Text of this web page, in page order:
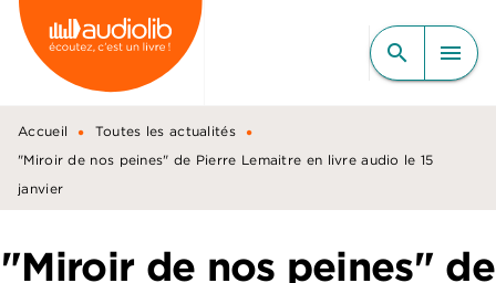
MENU RECHERCHE
CONTENU
PIED DE PAGE
search menu
Accueil • Toutes les actualités •
"Miroir de nos peines" de Pierre Lemaitre en livre audio le 15
janvier
"Miroir de nos peines" de